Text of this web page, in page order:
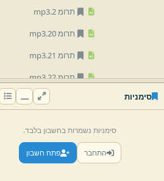
תרומ 2.
mp3
תרומ 20.
mp3
תרומ 21.
mp3
תרומ 22.
mp3
mp3
תרומ 25.
mp3
תרומ 26.
mp3
סימניות
סימניות נשמרות בחשבון בלבד.
התחבר פתח חשבון